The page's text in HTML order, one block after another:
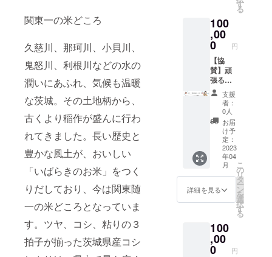
関東一の米どころ
久慈川、那珂川、小貝川、
鬼怒川、利根川などの水の
潤いにあふれ、気候も温暖
な茨城。その土地柄から、
古くより稲作が盛んに行わ
れてきました。長い歴史と
豊かな風土が、おいしい
「いばらきのお米」をつく
りだしており、今は関東随
一の米どころとなっていま
す。ツヤ、コシ、粘りの３
拍子が揃った茨城県産コシ
商品到
着後３
日以内
でお召
し上が
りくだ
さい。
【保存
方法】
要冷蔵
【配達
方法】
宅急便
【ご注
意事
項】商
性か
ら、一
形、大
きさ、
霜降り
理して
くださ
い ※届
お早め
にお召
し上が
りくだ
さい
【配
送】
クール
便（冷
蔵）で
お届け
します
※配送料
は販売
【発送
時期 来
年、
せてく
ださ
い。 皆
さんに
お会い
したい
で
す！！
開催時
期：
2023年
4月予定
開催場
所；都
内を予
定して
おりま
す。 ※
次公開
してい
きま
声を頂
いてお
りま
す。 そ
こで！
協賛頂
いた企
業様に
は、お
うちデ
イサイ
ト内へ
企業名
の掲載
をさせ
て頂き
ます。
掲載内
容
業名 ②
お名前
となり
す
る
100
,00
0 円
【協
賛】頑
張るお
うちデ
イを応
援した
い！！
そんな
お声に
を頂き
まし
た！！
そこ
で！一
緒に応
円券！
をご購
入して
支援
者：
0人
お届
け予
定：
2023
年04
月
詳細を見る
こ
の
リ
タ
ー
ン
を
選
択
す
る
100
,00
0 円